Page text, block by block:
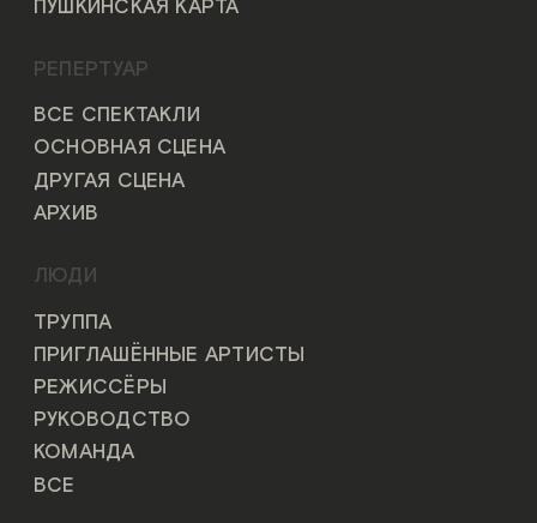
ПУШКИНСКАЯ КАРТА
РЕПЕРТУАР
ВСЕ СПЕКТАКЛИ
ОСНОВНАЯ СЦЕНА
ДРУГАЯ СЦЕНА
АРХИВ
ЛЮДИ
ТРУППА
ПРИГЛАШЁННЫЕ АРТИСТЫ
РЕЖИССЁРЫ
РУКОВОДСТВО
КОМАНДА
ВСЕ